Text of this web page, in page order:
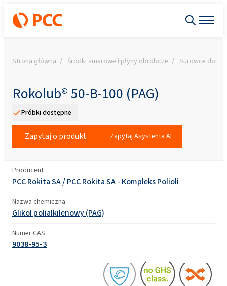
Strona główna Środki smarowe i płyny obróbcze Surowce do
Rokolub® 50-B-100 (PAG)
Próbki dostępne
Zapytaj o produkt Zapytaj Asystenta AI
Producent
PCC Rokita SA/PCC Rokita SA - Kompleks Polioli
Nazwa chemiczna
Glikol polialkilenowy (PAG)
Numer CAS
9038-95-3